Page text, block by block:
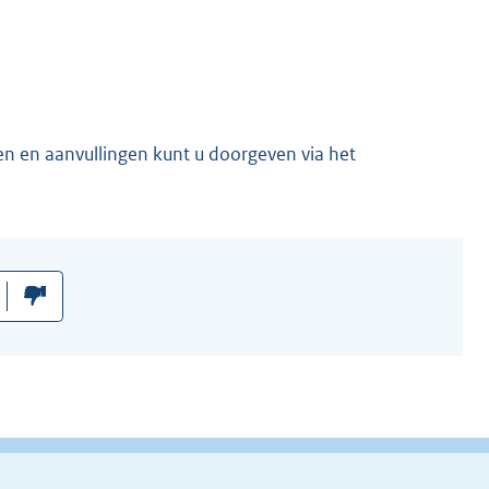
en aanvullingen kunt u doorgeven via het